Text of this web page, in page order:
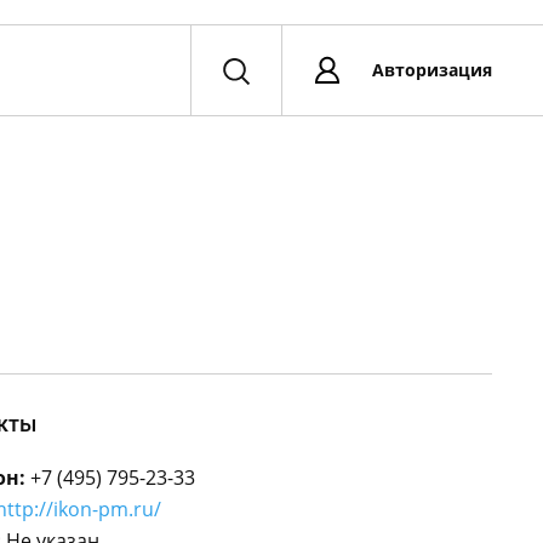
Авторизация
+7 (495) 795-23-33
ikon-pm.ru/